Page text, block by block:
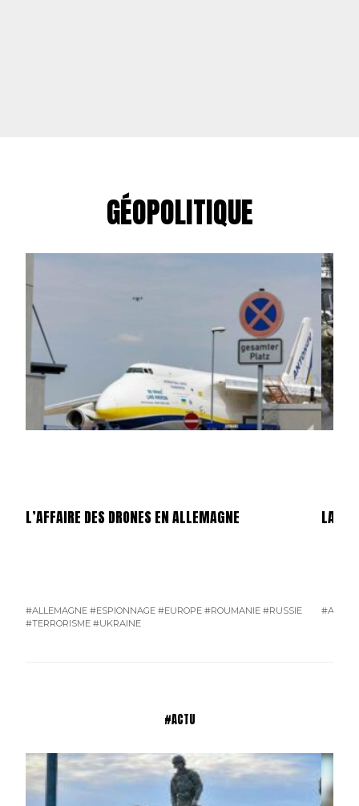
GÉOPOLITIQUE
L’AFFAIRE DES DRONES EN ALLEMAGNE
#ALLEMAGNE #ESPIONNAGE #EUROPE #ROUMANIE #RUSSIE
#TERRORISME #UKRAINE
LA
#ACTU